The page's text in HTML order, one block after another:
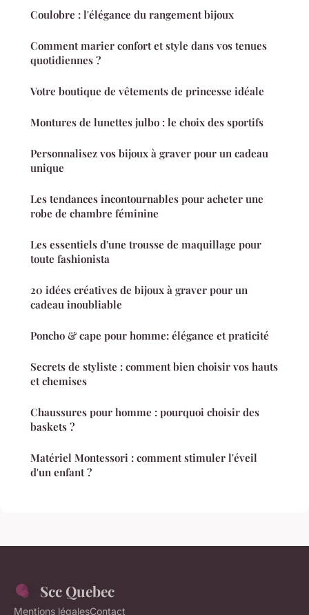
Coulobre : l'élégance du rangement bijoux
Comment marier confort et style dans vos tenues
quotidiennes ?
Votre boutique de vêtements de princesse idéale
Montures de lunettes julbo : le choix des sportifs
Personnalisez vos bijoux à graver pour un cadeau
unique
Les tendances incontournables pour acheter une
robe de chambre féminine
Les essentiels d'une trousse de maquillage pour
toute fashionista
20 idées créatives de bijoux à graver pour un
cadeau inoubliable
Poncho & cape pour homme: élégance et praticité
Secrets de styliste : comment bien choisir vos hauts
et chemises
Chaussures pour homme : pourquoi choisir des
baskets ?
Matériel Montessori : comment stimuler l'éveil
d'un enfant ?
Scc Quebec
Mentions légalesContact